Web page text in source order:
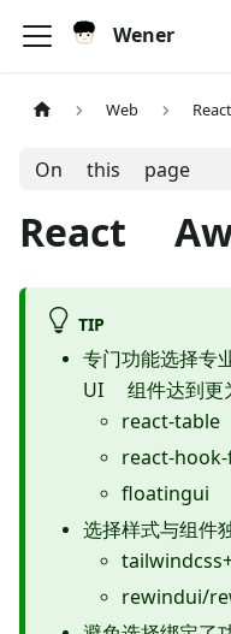
Wener
Web React
On this page
React
TIP
专门功能选择
UI 组件达到更
react-table
react-
floatingui
选择样式与组
rewindui/